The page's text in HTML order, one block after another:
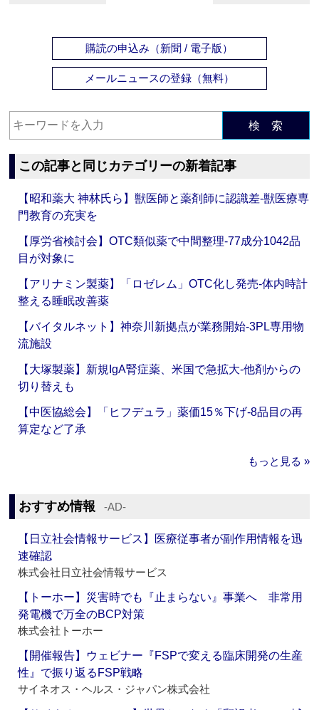
購読の申込み（新聞 / 電子版）
メールニュースの登録（無料）
検 索
この記事と同じカテゴリーの新着記事
【昭和薬大 神林氏ら】獣医師と薬剤師に認識差‐獣医療専
門教育の充実を
【厚労省検討会】OTC類似薬で中間整理‐77成分1042品
目が対象に
【アリナミン製薬】「ロゼレム」OTC化し発売‐体内時計
整える睡眠改善薬
【バイタルネット】神奈川新拠点が業務開始‐3PL専用物
流施設
【大塚製薬】新規IgA腎症薬、米国で急拡大‐他剤からの
切り替えも
【中医協総会】「ヒフデュラ」薬価15％下げ‐8品目の再
算定など了承
もっと見る »
おすすめ情報 ‐AD‐
【日立社会情報サービス】医療従事者が副作用情報を迅
速確認
株式会社日立社会情報サービス
【トーホー】災害時でも『止まらない』事業へ 非常用
発電機で万全のBCP対策
株式会社トーホー
【開催報告】ウェビナー『FSPで変える臨床開発の生産
性』で振り返るFSP戦略
サイネオス・ヘルス・ジャパン株式会社